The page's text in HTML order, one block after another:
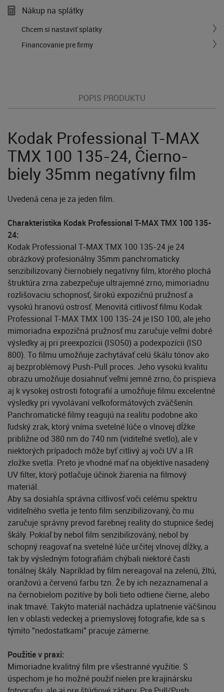
Nákup na splátky
Chcem si nastaviť splátky
Financovanie pre firmy
POPIS PRODUKTU
Kodak Professional T-MAX
TMX 100 135-24, Čierno-
biely 35mm negatívny film
Uvedená cena je za jeden film.
Charakteristika Kodak Professional T-MAX TMX 100 135-
24:
Kodak Professional T-MAX TMX 100 135-24 je 24
obrázkový profesionálny 35mm panchromaticky
senzibilizovaný čiernobiely negatívny film, ktorého plochá
štruktúra zrna zabezpečuje ultrajemné zrno, mimoriadnu
rozlišovaciu schopnosť, širokú expozičnú pružnosť a
vysokú hranovú ostrosť. Menovitá citlivosť filmu Kodak
Professional T-MAX TMX 100 135-24 je ISO 100, ale jeho
mimoriadna expozičná pružnosť mu zaručuje veľmi dobré
výsledky aj pri preexpozícii (ISO50) a podexpozícii (ISO
800). To filmu umožňuje zachytávať celú škálu tónov ako
aj bezproblémový Push-Pull proces. Jeho vysokú kvalitu
obrazu umožňuje dosiahnuť veľmi jemné zrno, čo prispieva
aj k vysokej ostrosti fotografií a umožňuje filmu excelentné
výsledky pri vyvolávaní veľkoformátových zväčšenín.
Panchromatické filmy reagujú na realitu podobne ako
ľudský zrak, ktorý vníma svetelné lúče o vlnovej dĺžke
približne od 380 nm do 740 nm (viditeľné svetlo), ale v
niektorých prípadoch môže byť citlivý aj voči UV a IR
zložke svetla. Preto je vhodné mať na objektíve nasadený
UV filter, ktorý potlačuje účinok žiarenia na filmový
materiál.
Aby sa dosiahla správna citlivosť voči celému spektru
viditeľného svetla je tento film senzibilizovaný, čo mu
zaručuje správny prevod farebnej reality do stupnice šedej
škály. Pokiaľ by nebol film senzibilizováný, nebol by
schopný reagovať na svetelné lúče určitej vlnovej dĺžky, a
tak by výsledným fotografiám chýbali niektoré časti
tonálnej škály. Napríklad by film nereagoval na zelenú, žltú,
oranžovú a červenú farbu tzn. Že by ich nezaznamenal a
na černobielom pozitíve by boli tieto odtiene čierne, alebo
inak tmavé. Takýto materiál nachádza uplatnenie väčšinou
len v oblasti vedeckej a priemyslovej fotografie, kde sa s
týmito "nedostatkami" pracuje zámerne.
Použitie v praxi:
Mimoriadne kvalitný film pre všestranné využitie. S
úspechom je ho možné použiť nielen pre krajinársku